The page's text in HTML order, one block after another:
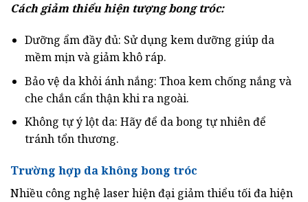
Cách giảm thiểu hiện tượng bong tróc:
Dưỡng ẩm đầy đủ: Sử dụng kem dưỡng giúp da
mềm mịn và giảm khô ráp.
Bảo vệ da khỏi ánh nắng: Thoa kem chống nắng và
che chắn cẩn thận khi ra ngoài.
Không tự ý lột da: Hãy để da bong tự nhiên để
tránh tổn thương.
Trường hợp da không bong tróc
Nhiều công nghệ laser hiện đại giảm thiểu tối đa hiện